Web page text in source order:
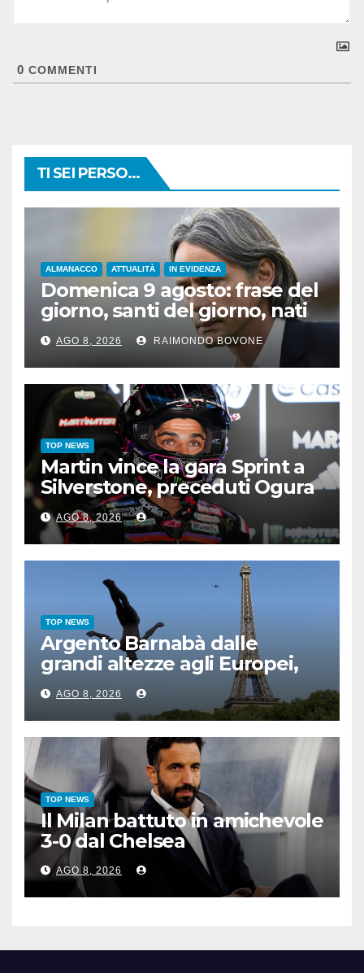
0 COMMENTI
TI SEI PERSO...
ALMANACCO ATTUALITÀ IN EVIDENZA
Domenica 9 agosto: frase del
giorno, santi del giorno, nati
famosi, accadde oggi
AGO 8, 2026 RAIMONDO BOVONE
TOP NEWS
Martin vince la gara Sprint a
Silverstone, preceduti Ogura
e Bezzecchi
AGO 8, 2026
TOP NEWS
Argento Barnabà dalle
grandi altezze agli Europei,
bis azzurro dopo Cosetti
AGO 8, 2026
TOP NEWS
Il Milan battuto in amichevole
3-0 dal Chelsea
AGO 8, 2026